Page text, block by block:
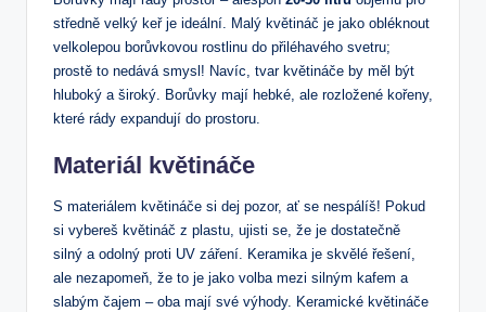
středně velký keř je ideální. Malý květináč je jako obléknout
velkolepou borůvkovou rostlinu do přiléhavého‌ svetru;
prostě to nedává​ smysl! ⁢Navíc, tvar ⁤květináče by měl být
hluboký a široký. Borůvky mají hebké, ale rozložené kořeny,
které rády expandují do prostoru.
Materiál ⁣květináče
S ‌materiálem květináče si dej pozor, ať se nespálíš! Pokud
‌si​ vybereš květináč z plastu, ujisti se, že je dostatečně
silný‍ a odolný proti UV záření. Keramika je skvělé řešení,
ale nezapomeň, že to je jako volba mezi silným kafem a
slabým čajem – oba mají své výhody. Keramické květináče